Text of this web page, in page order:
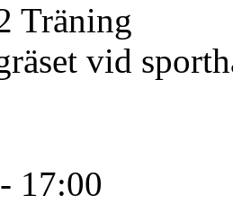
Träning
vid
17:00